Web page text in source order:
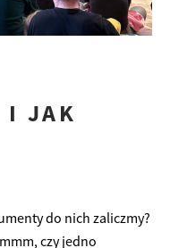
I JAK
do nich zaliczmy?
czy jedno